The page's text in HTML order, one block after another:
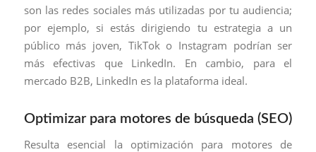
son las redes sociales más utilizadas por tu audiencia;
por ejemplo, si estás dirigiendo tu estrategia a un
público más joven, TikTok o Instagram podrían ser
más efectivas que LinkedIn. En cambio, para el
mercado B2B, LinkedIn es la plataforma ideal.
Optimizar para motores de búsqueda (SEO)
Resulta esencial la optimización para motores de